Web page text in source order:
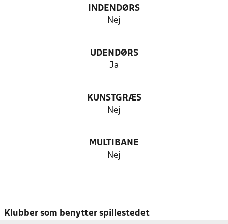
INDENDØRS
Nej
UDENDØRS
Ja
KUNSTGRÆS
Nej
MULTIBANE
Nej
Klubber som benytter spillestedet